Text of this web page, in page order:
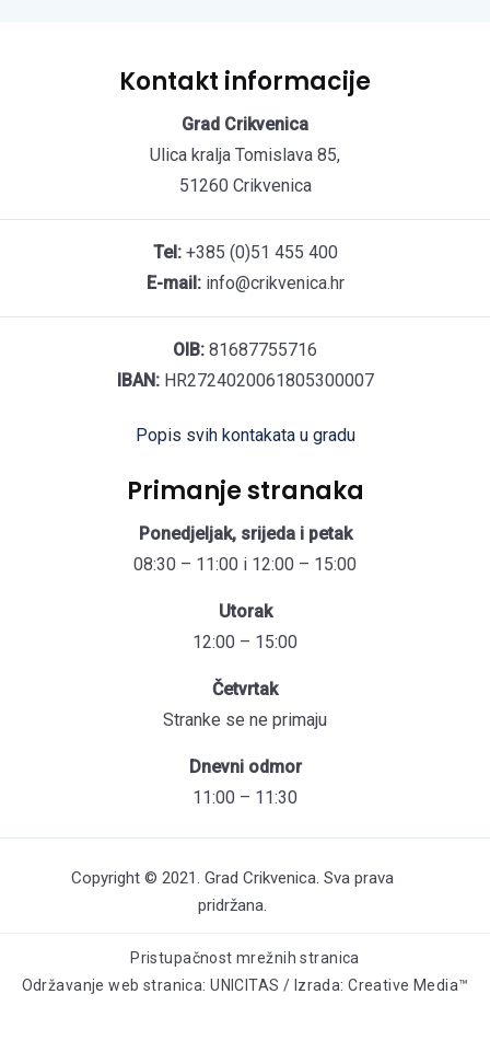
Kontakt informacije
Grad Crikvenica
Ulica kralja Tomislava 85,
51260 Crikvenica
Tel:+385 (0)51 455 400
E-mail:info@crikvenica.hr
OIB: 81687755716
IBAN:HR2724020061805300007
Popis svih kontakata u gradu
Primanje stranaka
Ponedjeljak, srijeda i petak
08:30 – 11:00 i 12:00 – 15:00
Utorak
12:00 – 15:00
Četvrtak
Stranke se ne primaju
Dnevni odmor
11:00 – 11:30
Copyright © 2021. Grad Crikvenica. Sva prava
pridržana.
Pristupačnost mrežnih stranica
Održavanje web stranica: UNICITAS / Izrada: Creative Media™